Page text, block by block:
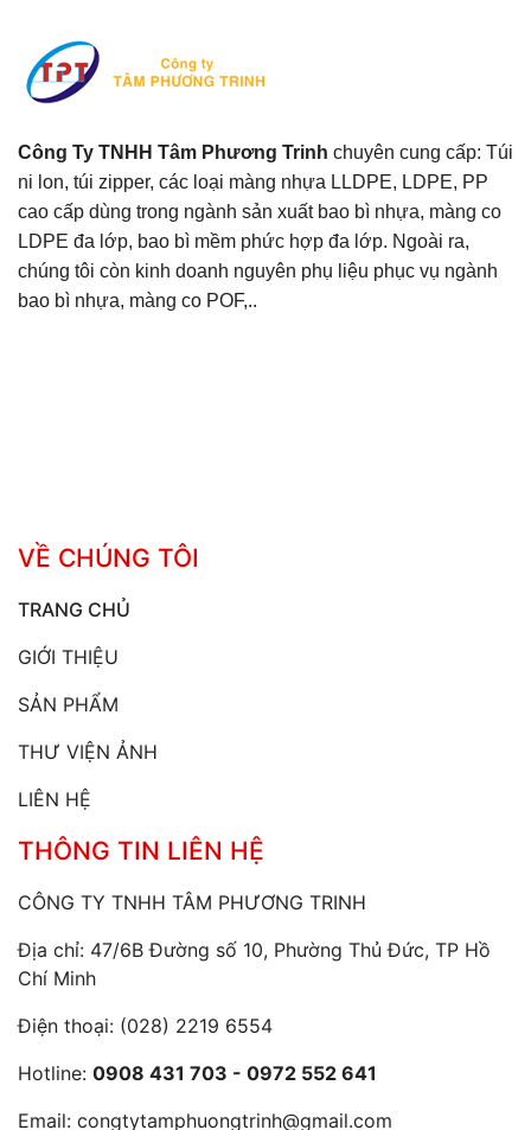
Công Ty TNHH Tâm Phương Trinh chuyên cung cấp: Túi
ni lon, túi zipper, các loại màng nhựa LLDPE, LDPE, PP
cao cấp dùng trong ngành sản xuất bao bì nhựa, màng co
LDPE đa lớp, bao bì mềm phức hợp đa lớp. Ngoài ra,
chúng tôi còn kinh doanh nguyên phụ liệu phục vụ ngành
bao bì nhựa, màng co POF,..
VỀ CHÚNG TÔI
TRANG CHỦ
GIỚI THIỆU
SẢN PHẨM
THƯ VIỆN ẢNH
LIÊN HỆ
THÔNG TIN LIÊN HỆ
CÔNG TY TNHH TÂM PHƯƠNG TRINH
Địa chỉ: 47/6B Đường số 10, Phường Thủ Đức, TP Hồ
Chí Minh
Điện thoại: (028) 2219 6554
Hotline: 0908 431 703 - 0972 552 641
Email: congtytamphuongtrinh@gmail.com